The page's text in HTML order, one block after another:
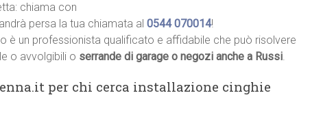
chiama con
persa la tua chiamata al 0544 070014!
è un professionista qualificato e affidabile che può risolvere
o avvolgibili o serrande di garage o negozi anche a Russi.
per chi cerca installazione cinghie